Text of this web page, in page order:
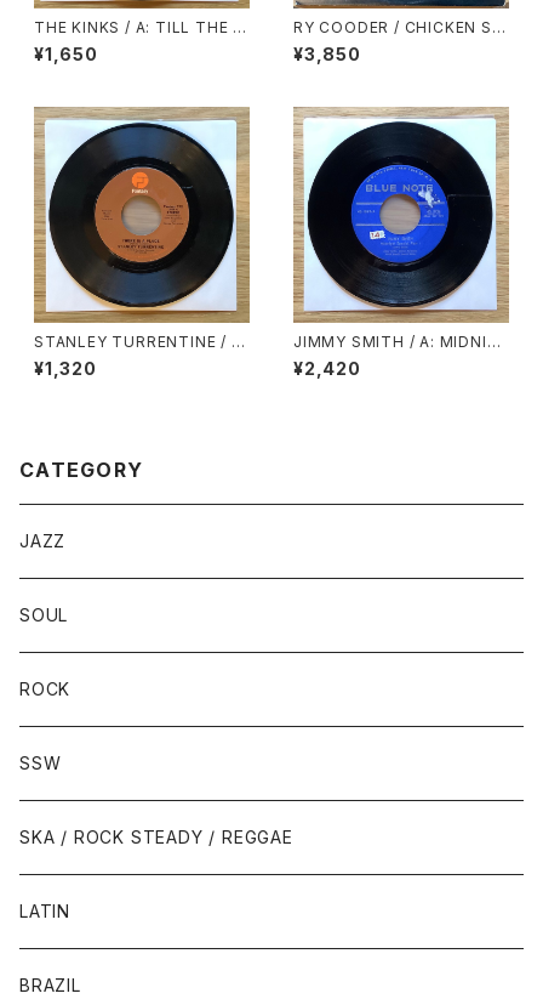
THE KINKS / A: TILL THE E
ND OF THE DAY / B: WHER
E HAVE ALL THE GOOD TI
¥1,650
RY COODER / CHICKEN SKI
N MUSIC
¥3,850
STANLEY TURRENTINE / A:
THERE IS A PLACE / B: ALL
BY MYSELF
¥1,320
JIMMY SMITH / A: MIDNIG
HT SPECIAL PART.1 / B: MI
DNIGHT SPECIAL PART.2
¥2,420
CATEGORY
JAZZ
SOUL
ROCK
SSW
SKA / ROCK STEADY / REGGAE
LATIN
BRAZIL